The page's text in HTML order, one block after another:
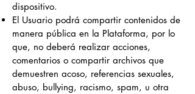
dispositivo.
El Usuario podrá compartir contenidos de
manera pública en la Plataforma, por lo
que, no deberá realizar acciones,
comentarios o compartir archivos que
demuestren acoso, referencias sexuales,
abuso, bullying, racismo, spam, u otra